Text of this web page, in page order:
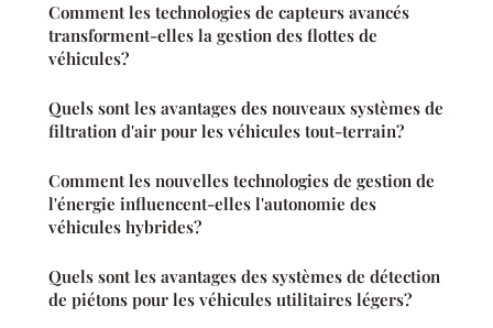
Comment les technologies de capteurs avancés
transforment-elles la gestion des flottes de
véhicules?
Quels sont les avantages des nouveaux systèmes de
filtration d'air pour les véhicules tout-terrain?
Comment les nouvelles technologies de gestion de
l'énergie influencent-elles l'autonomie des
véhicules hybrides?
Quels sont les avantages des systèmes de détection
de piétons pour les véhicules utilitaires légers?